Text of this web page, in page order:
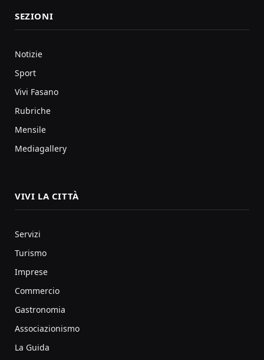
SEZIONI
Notizie
Sport
Vivi Fasano
Rubriche
Mensile
Mediagallery
VIVI LA CITTÀ
Servizi
Turismo
Imprese
Commercio
Gastronomia
Associazionismo
La Guida